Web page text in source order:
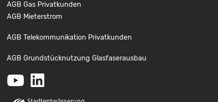
AGB Gas Privatkunden
AGB Mieterstrom
AGB Telekommunikation Privatkunden
AGB Grundstücknutzung Glasfaserausbau
Youtube